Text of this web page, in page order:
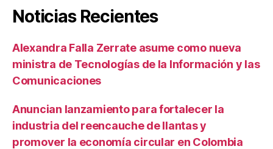
Noticias Recientes
Alexandra Falla Zerrate asume como nueva
ministra de Tecnologías de la Información y las
Comunicaciones
Anuncian lanzamiento para fortalecer la
industria del reencauche de llantas y
promover la economía circular en Colombia